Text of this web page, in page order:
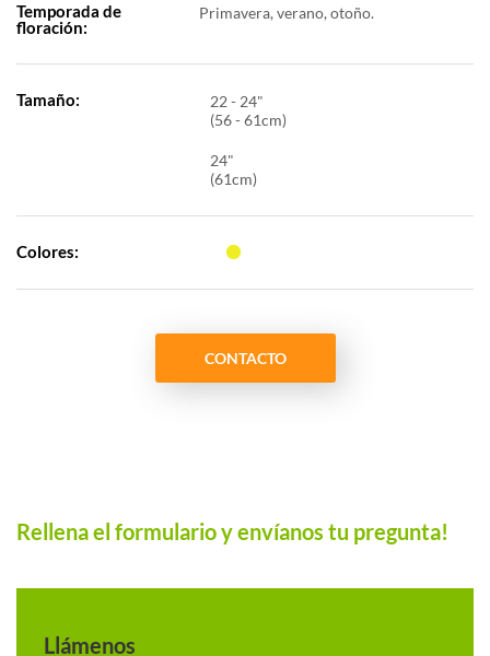
Temporada de
floración:
Primavera, verano, otoño.
Tamaño:
22 - 24"
(56 - 61cm)
24"
(61cm)
Colores:
CONTACTO
Rellena el formulario y envíanos tu pregunta!
Llámenos